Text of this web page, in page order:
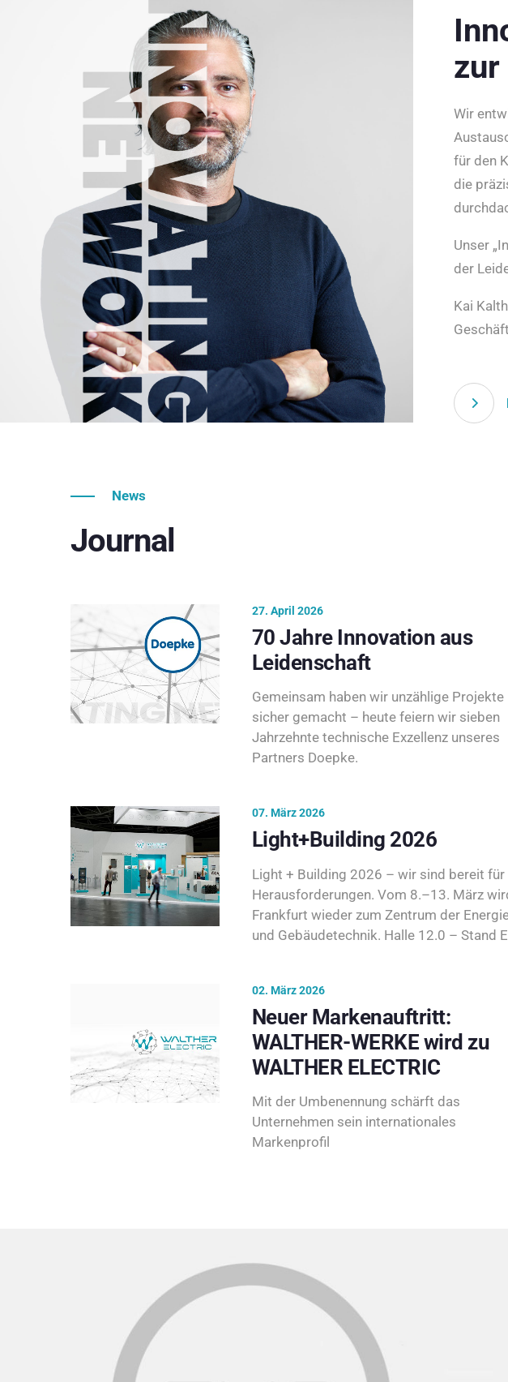
zur
Wir
für den
die
Unser
der
Kai
News
Journal
27. April 2026
70 Jahre Innovation aus
Leidenschaft
Gemeinsam haben wir unzählige Projekte
sicher gemacht – heute feiern wir sieben
Jahrzehnte technische Exzellenz unseres
Partners Doepke.
07. März 2026
Light+Building 2026
Light + Building 2026 – wir sind bereit für
Herausforderungen. Vom 8.–13. März
Frankfurt wieder zum Zentrum der
und Gebäudetechnik. Halle 12.0 – Stand
02. März 2026
Neuer Markenauftritt:
WALTHER-WERKE wird zu
WALTHER ELECTRIC
Mit der Umbenennung schärft das
Unternehmen sein internationales
Markenprofil